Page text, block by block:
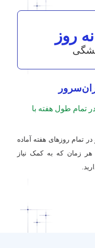
صورت ۲۴ ساعته در تمام طول هفته با
صورت ۲۴ ساعته و در تمام روزهای هفته آماده
زمان که به کمک نیاز
روز